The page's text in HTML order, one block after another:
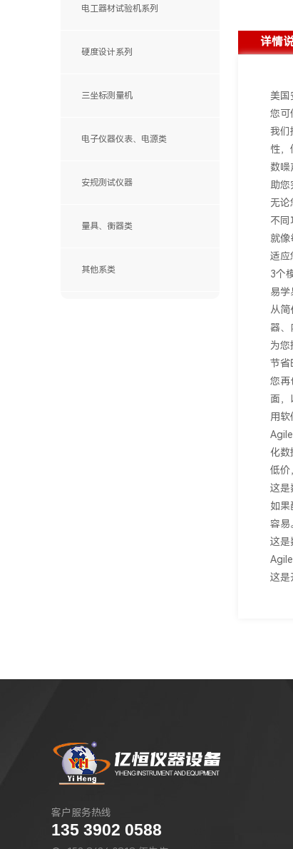
电工器材试验机系列
硬度设计系列
三坐标测量机
便携式测量臂
ML系列
电子仪器仪表、电源类
安规测试仪器
量具、衡器类
其他系类
详情
美国
您可
我们
性
数
助您
无
不同
就像
适应
3个
易学
从简
器、
为您
节省
您
面，
用软
化
低价
这是
如
容易
这是
这是
客户服务热线
135 3902 0588